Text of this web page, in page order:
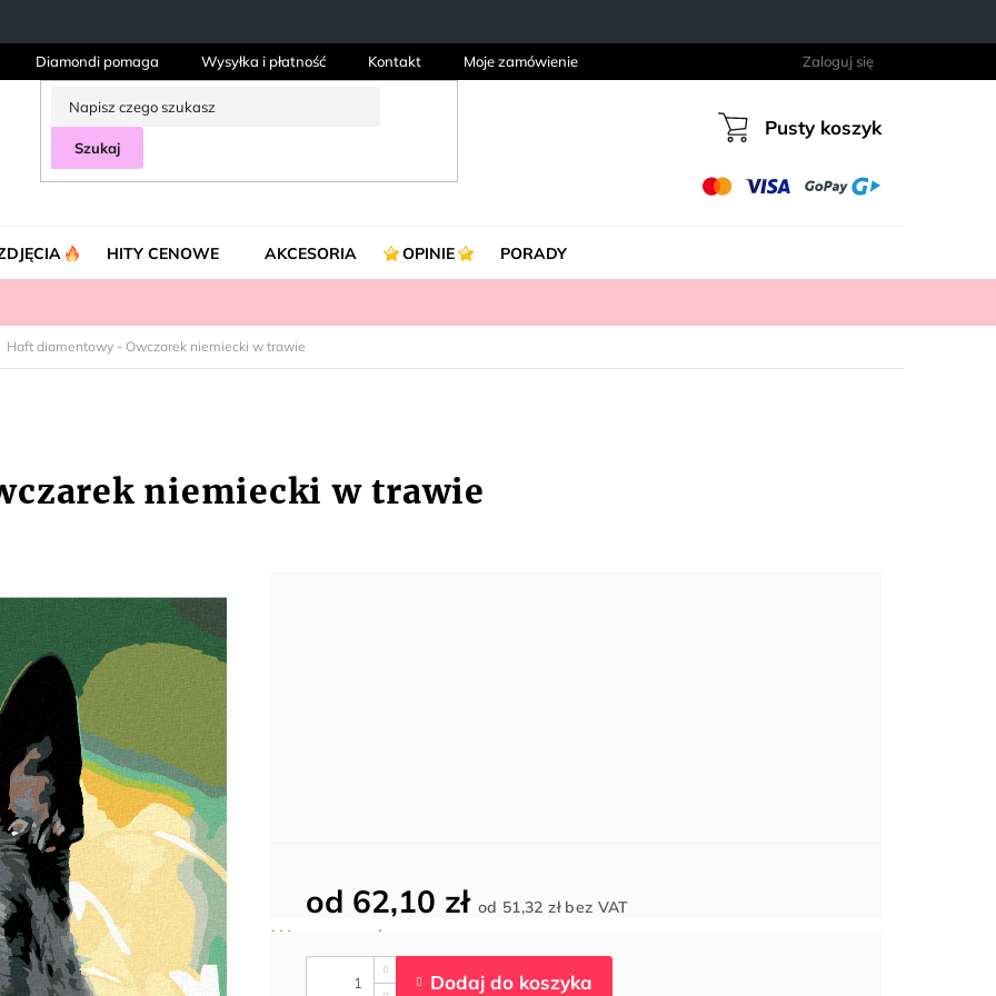
Diamondi pomaga Wysyłka i płatność Kontakt Moje zamówienie Zaloguj się
Szukaj Koszyk
Pusty koszyk
HITY CENOWE AKCESORIA OPINIE PORADY
Haft diamentowy - Owczarek niemiecki w trawie
niemiecki w trawie
od 62,10 zł od 51,32 złbez VAT